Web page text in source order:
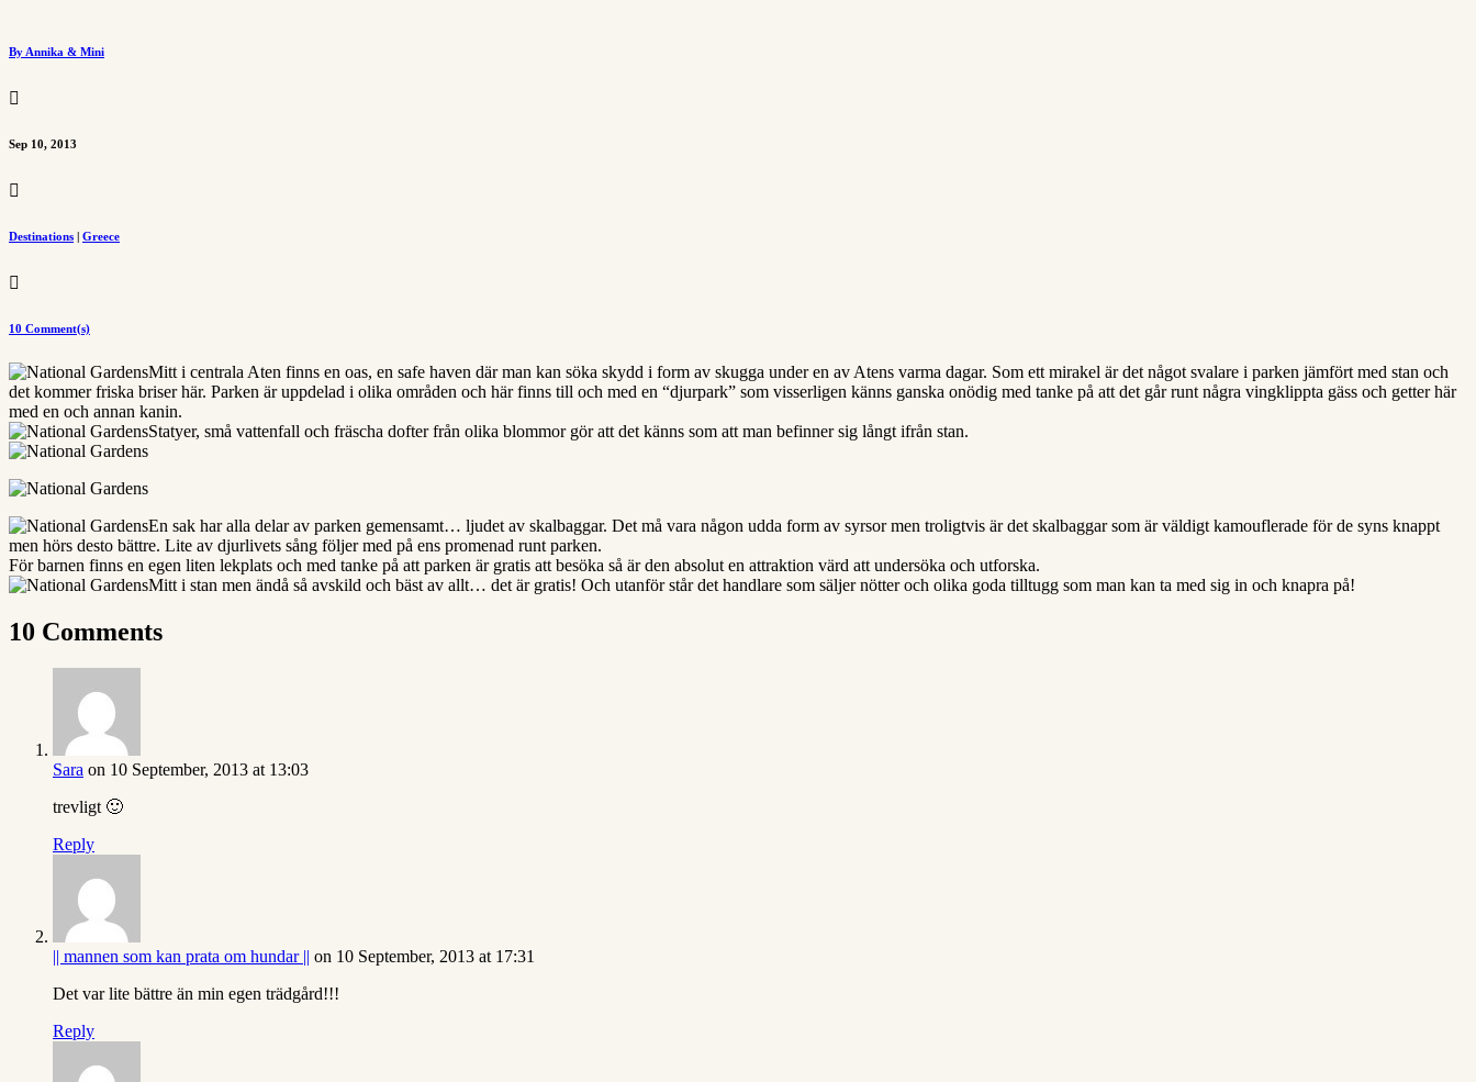
By Annika & Mini

Sep 10, 2013

Destinations | Greece

10 Comment(s)
Mitt i centrala Aten finns en oas, en safe haven där man kan söka skydd i form av skugga under en av Atens varma dagar. Som ett mirakel är det något svalare i parken jämfört med stan och
det kommer friska briser här. Parken är uppdelad i olika områden och här finns till och med en “djurpark” som visserligen känns ganska onödig med tanke på att det går runt några vingklippta gäss och getter här
med en och annan kanin.
Statyer, små vattenfall och fräscha dofter från olika blommor gör att det känns som att man befinner sig långt ifrån stan.
En sak har alla delar av parken gemensamt… ljudet av skalbaggar. Det må vara någon udda form av syrsor men troligtvis är det skalbaggar som är väldigt kamouflerade för de syns knappt
men hörs desto bättre. Lite av djurlivets sång följer med på ens promenad runt parken.
För barnen finns en egen liten lekplats och med tanke på att parken är gratis att besöka så är den absolut en attraktion värd att undersöka och utforska.
Mitt i stan men ändå så avskild och bäst av allt… det är gratis! Och utanför står det handlare som säljer nötter och olika goda tilltugg som man kan ta med sig in och knapra på!
10 Comments
Sara on 10 September, 2013 at 13:03
trevligt 🙂
Reply
|| mannen som kan prata om hundar || on 10 September, 2013 at 17:31
Det var lite bättre än min egen trädgård!!!
Reply